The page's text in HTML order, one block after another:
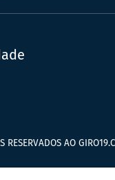
AO